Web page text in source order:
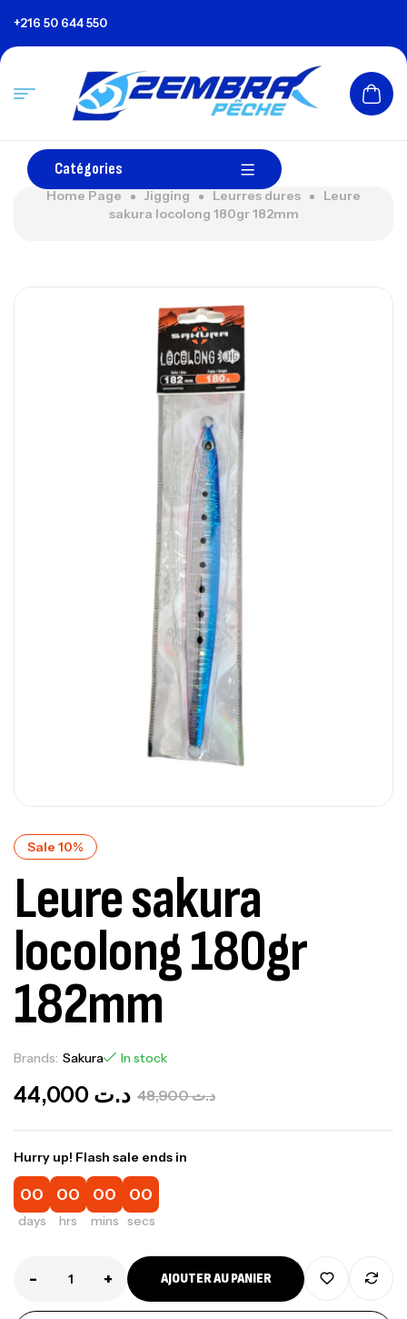
+216 50 644 550
Catégories
Home Page Jigging Leurres dures
Leure
sakura locolong 180gr 182mm
Sale 10%
Leure sakura
locolong 180gr
182mm
Brands: Sakura In stock
د.ت48,900 د.ت
Hurry up! Flash sale ends in
00
days
00
hrs
00
mins
00
secs
- + AJOUTER AU PANIER